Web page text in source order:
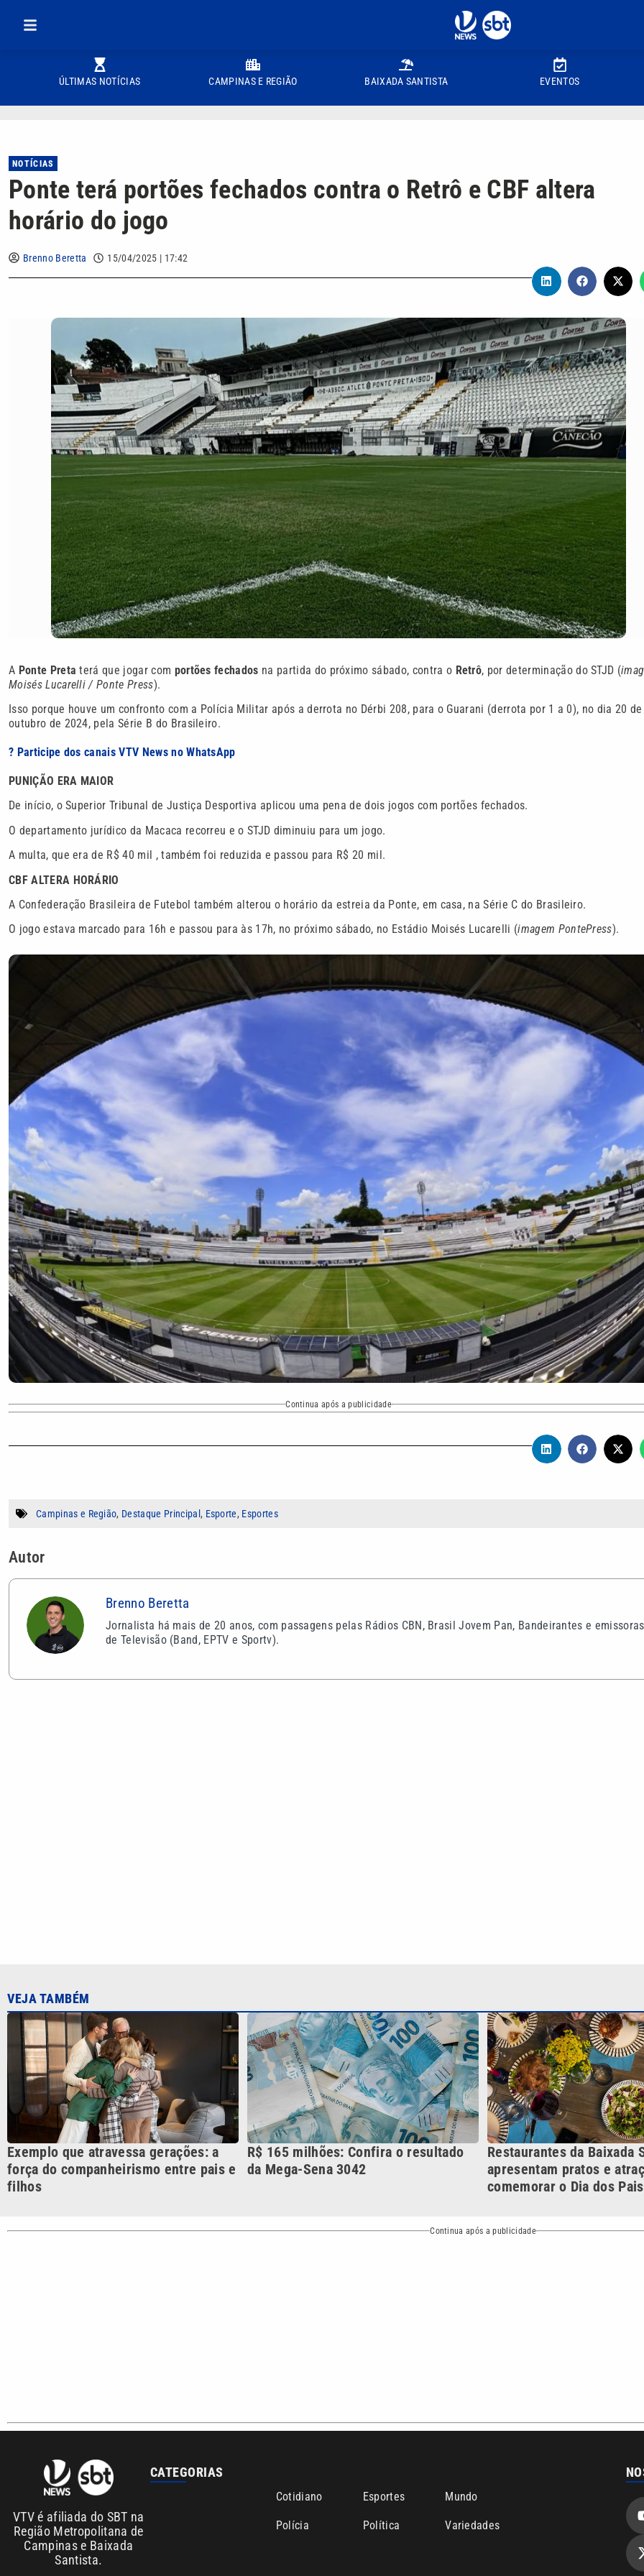
ÚLTIMAS NOTÍCIAS CAMPINAS E REGIÃO BAIXADA SANTISTA EVENTOS
NOTÍCIAS
Ponte terá portões fechados contra o Retrô e CBF altera
horário do jogo
Brenno Beretta 15/04/2025 | 17:42
A Ponte Preta terá que jogar com portões fechados na partida do próximo sábado, contra o Retrô, por determinação do STJD (
Moisés Lucarelli / Ponte Press).
Isso porque houve um confronto com a Polícia Militar após a derrota no Dérbi 208, para o Guarani (derrota por 1 a 0), no dia 20 de
outubro de 2024, pela Série B do Brasileiro.
? Participe dos canais VTV News no WhatsApp
PUNIÇÃO ERA MAIOR
De início, o Superior Tribunal de Justiça Desportiva aplicou uma pena de dois jogos com portões fechados.
O departamento jurídico da Macaca recorreu e o STJD diminuiu para um jogo.
A multa, que era de R$ 40 mil , também foi reduzida e passou para R$ 20 mil.
CBF ALTERA HORÁRIO
A Confederação Brasileira de Futebol também alterou o horário da estreia da Ponte, em casa, na Série C do Brasileiro.
O jogo estava marcado para 16h e passou para às 17h, no próximo sábado, no Estádio Moisés Lucarelli (imagem PontePress).
Continua após a publicidade
Campinas e Região, Destaque Principal , Esporte, Esportes
Autor
Brenno Beretta
Jornalista há mais de 20 anos, com passagens pelas Rádios CBN, Brasil Jovem Pan, Bandeirantes e emissoras
de Televisão (Band, EPTV e Sportv).
força do companheirismo entre pais e
filhos
Continua após a publicidade
VTV é afiliada do SBT na
Região Metropolitana de
Campinas e Baixada
CATEGORIAS
Cotidiano Esportes Mundo
Polícia Política Variedades